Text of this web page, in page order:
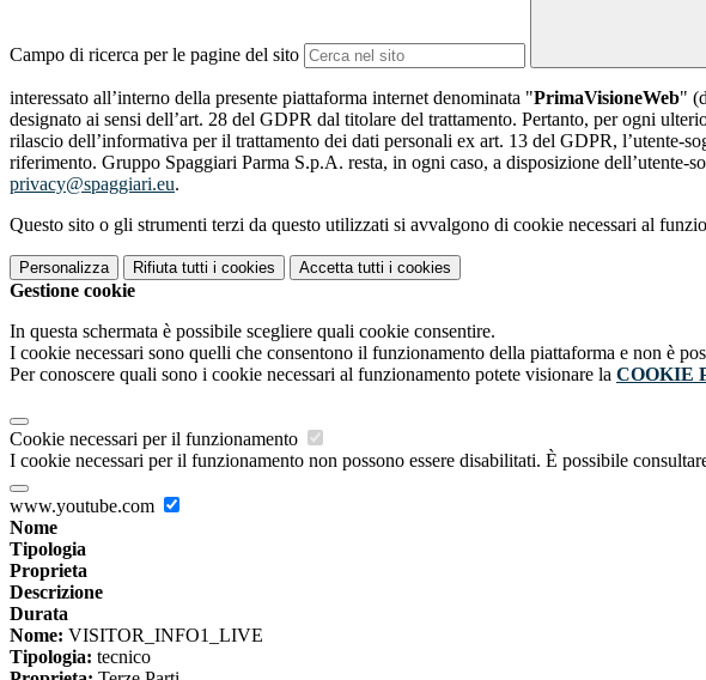
Campo di ricerca per le pagine del sito
interessato all’interno della presente piattaforma internet denominata "PrimaVisioneWeb"
designato ai sensi dell’art. 28 del GDPR dal titolare del trattamento. Pertanto, per ogni
rilascio dell’informativa per il trattamento dei dati personali ex art. 13 del GDPR, l’utente-
riferimento. Gruppo Spaggiari Parma S.p.A. resta, in ogni caso, a disposizione
privacy@spaggiari.eu.
Questo sito o gli strumenti terzi da questo utilizzati si avvalgono di cookie necessari al
Personalizza Rifiuta tutti i cookies Accetta tutti i cookies
Gestione cookie
In questa schermata è possibile scegliere quali cookie consentire.
I cookie necessari sono quelli che consentono il funzionamento della piattaforma e non è
Per conoscere quali sono i cookie necessari al funzionamento potete visionare la COOKIE
Cookie necessari per il funzionamento
I cookie necessari per il funzionamento non possono essere disabilitati. È possibile
www.youtube.com
Nome
Tipologia
Proprieta
Descrizione
Durata
Nome: VISITOR_INFO1_LIVE
Tipologia: tecnico